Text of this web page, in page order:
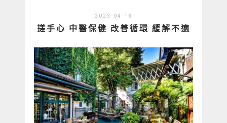
2023-04-13
搓手心 中醫保健 改善循環 緩解不適